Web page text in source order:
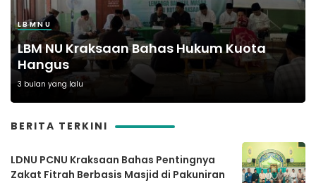
LBMNU
LBM NU Kraksaan Bahas Hukum Kuota
Hangus
3 bulan yang lalu
BERITA TERKINI
LDNU PCNU Kraksaan Bahas Pentingnya
Zakat Fitrah Berbasis Masjid di Pakuniran